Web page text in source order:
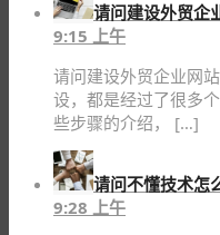
请问建设外贸企
9:15 上午
请问建设外贸企业网
设，都是经过了很多
些步骤的介绍， […]
请问不懂技术怎
9:28 上午